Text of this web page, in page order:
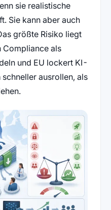
sie realistische
Sie kann aber auch
größte Risiko liegt
Compliance als
und EU lockert KI-
ausrollen, als